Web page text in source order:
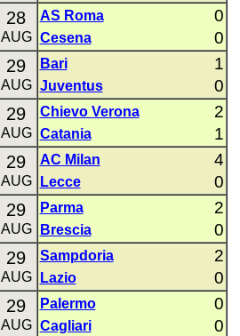
28
AUG
AS Roma 0
Cesena 0
29
AUG
Bari 1
Juventus 0
29
AUG
Chievo Verona 2
Catania 1
29
AUG
AC Milan 4
Lecce 0
29
AUG
Parma 2
Brescia 0
29
AUG
Sampdoria 2
Lazio 0
29
AUG
Palermo 0
Cagliari 0